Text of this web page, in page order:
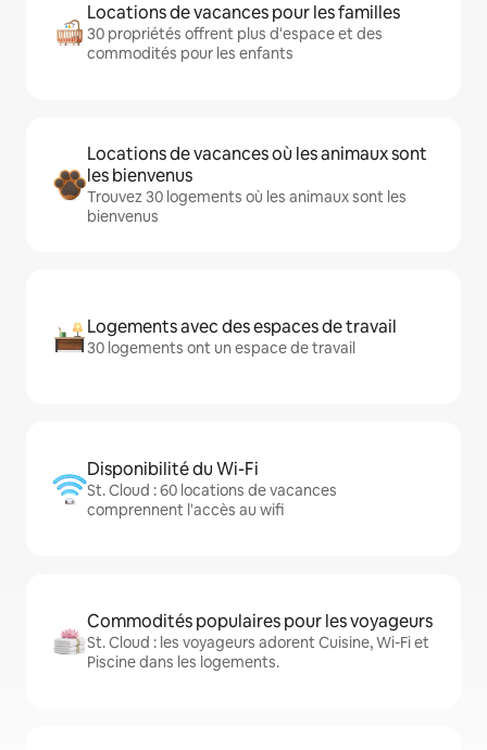
Locations de vacances pour les familles
30 propriétés offrent plus d'espace et des
commodités pour les enfants
Locations de vacances où les animaux sont
les bienvenus
Trouvez 30 logements où les animaux sont les
bienvenus
Logements avec des espaces de travail
30 logements ont un espace de travail
Disponibilité du Wi-Fi
St. Cloud : 60 locations de vacances
comprennent l'accès au wifi
Commodités populaires pour les voyageurs
St. Cloud : les voyageurs adorent Cuisine, Wi-Fi et
Piscine dans les logements.